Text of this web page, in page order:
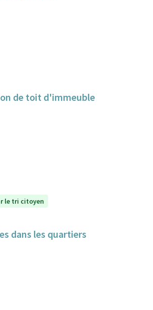
de toit d'immeuble
le tri citoyen
dans les quartiers